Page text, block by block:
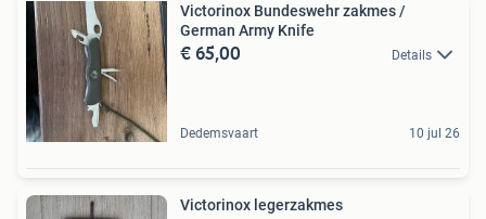
Victorinox Bundeswehr zakmes /
German Army Knife
€ 65,00 Details
Dedemsvaart 10 jul 26
Victorinox legerzakmes